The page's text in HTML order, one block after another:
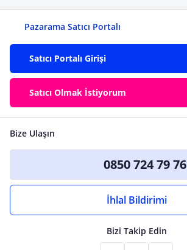
Pazarama Satıcı Portalı
Satıcı Portalı Girişi
Satıcı Olmak İstiyorum
Bize Ulaşın
0850 724 79 76
İhlal Bildirimi
Bizi Takip Edin